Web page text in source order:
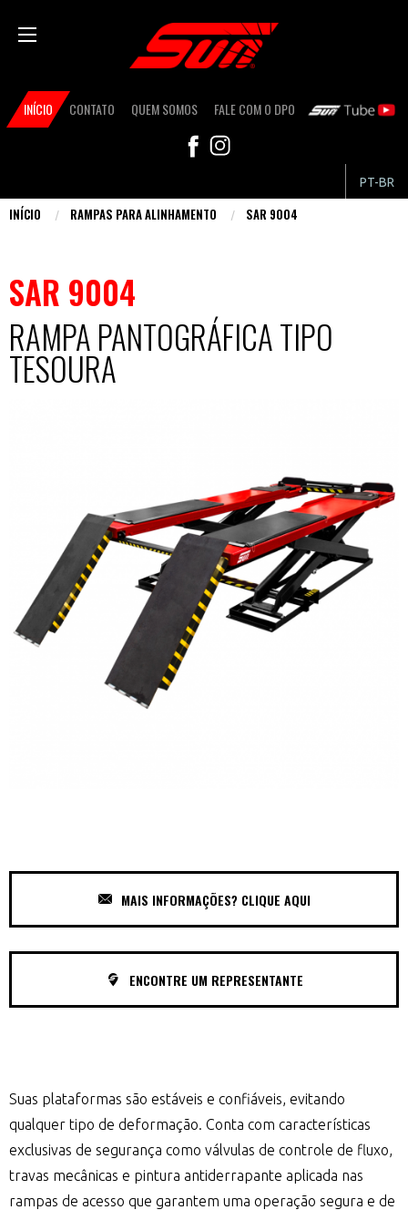
para
principal
Secondary
INÍCIO CONTATO QUEM SOMOS FALE COM O DPO
SUN TUBE
FB
IN
PT-BR
Você
está
aqui
INÍCIO RAMPAS PARA ALINHAMENTO SAR 9004
SAR 9004
RAMPA PANTOGRÁFICA TIPO
TESOURA
MAIS INFORMAÇÕES? CLIQUE AQUI
ENCONTRE UM REPRESENTANTE
Suas plataformas são estáveis e confiáveis, evitando
qualquer tipo de deformação. Conta com características
exclusivas de segurança como válvulas de controle de fluxo,
travas mecânicas e pintura antiderrapante aplicada nas
rampas de acesso que garantem uma operação segura e de